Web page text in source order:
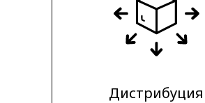
Дистрибуция